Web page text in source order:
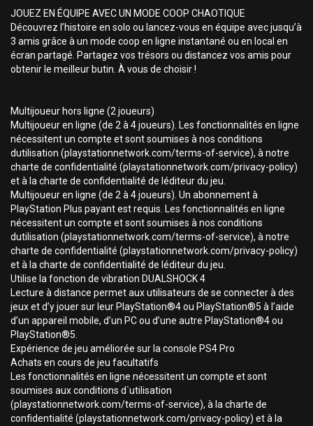
JOUEZ EN ÉQUIPE AVEC UN MODE COOP CHAOTIQUE
Découvrez l’histoire en solo ou lancez-vous en équipe avec jusqu’à
3 amis grâce à un mode coop en ligne instantané ou en local en
écran partagé. Partagez vos trésors ou distancez vos amis pour
obtenir le meilleur butin. À vous de choisir !
Multijoueur hors ligne (2 joueurs)
Multijoueur en ligne (de 2 à 4 joueurs). Les fonctionnalités en ligne
nécessitent un compte et sont soumises à nos conditions
dutilisation (playstationnetwork.com/terms-of-service), à notre
charte de confidentialité (playstationnetwork.com/privacy-policy)
et à la charte de confidentialité de léditeur du jeu.
Multijoueur en ligne (de 2 à 4 joueurs). Un abonnement à
PlayStation Plus payant est requis. Les fonctionnalités en ligne
nécessitent un compte et sont soumises à nos conditions
dutilisation (playstationnetwork.com/terms-of-service), à notre
charte de confidentialité (playstationnetwork.com/privacy-policy)
et à la charte de confidentialité de léditeur du jeu.
Utilise la fonction de vibration DUALSHOCK 4
Lecture à distance permet aux utilisateurs de se connecter à des
jeux et d’y jouer sur leur PlayStation®4 ou PlayStation®5 à l’aide
d’un appareil mobile, d’un PC ou d’une autre PlayStation®4 ou
PlayStation®5.
Expérience de jeu améliorée sur la console PS4 Pro
Achats en cours de jeu facultatifs
Les fonctionnalités en ligne nécessitent un compte et sont
soumises aux conditions d`utilisation
(playstationnetwork.com/terms-of-service), à la charte de
confidentialité (playstationnetwork.com/privacy-policy) et à la